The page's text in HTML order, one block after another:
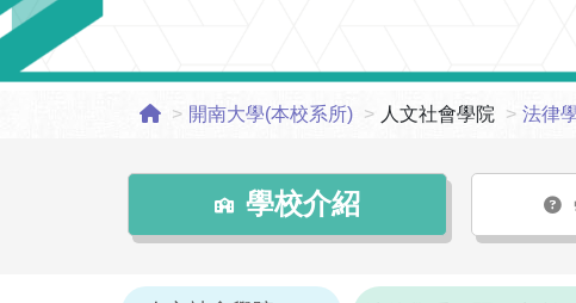
開南大學(本校系所) 人文社會學院 法律
學校介紹